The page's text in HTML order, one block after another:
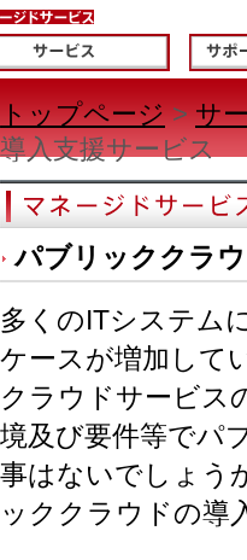
トップページ>サ
導入支援サービス
パブリッククラ
多くのITシステム
ケースが増加して
クラウドサービス
境及び要件等でパ
事はないでしょう
ッククラウドの導